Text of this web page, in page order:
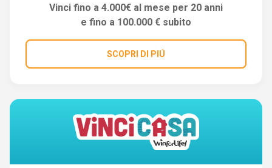
Vinci fino a 4.000€ al mese per 20 anni
e fino a 100.000 € subito
SCOPRI DI PIÚ